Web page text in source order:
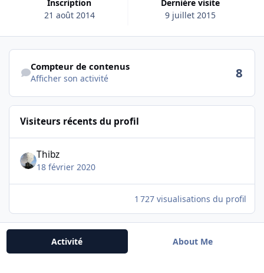
Inscription
21 août 2014
Dernière visite
9 juillet 2015
Afficher son activité
Compteur de contenus
Afficher son activité 8
Visiteurs récents du profil
Thibz
18 février 2020
1 727 visualisations du profil
Activité About Me